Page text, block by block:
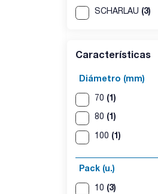
SCHARLAU (3)
Características
Diámetro (mm)
70 (1)
80 (1)
100 (1)
Pack (u.)
10 (3)